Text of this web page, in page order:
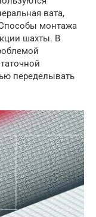
вата,
монтажа
шахты. В
переделывать